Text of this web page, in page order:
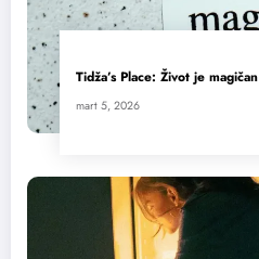
Tidža’s Place: Život je magičan
mart 5, 2026